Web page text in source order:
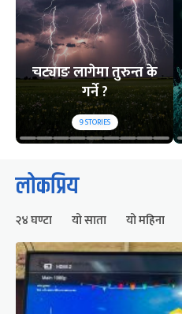
चट्याङ लागेमा तुरुन्त के
गर्ने ?
9STORIES
लोकप्रिय
२४ घण्टा यो साता यो महिना